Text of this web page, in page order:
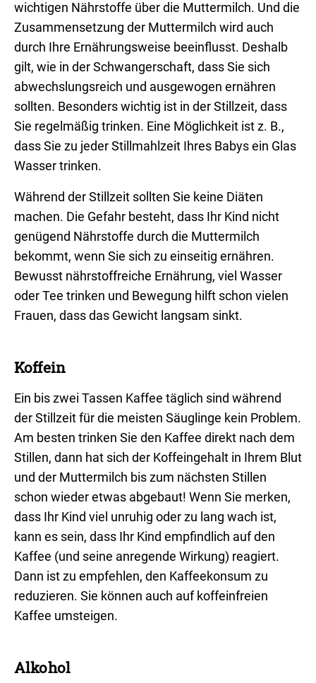
wichtigen Nährstoffe über die Muttermilch. Und die
Zusammensetzung der Muttermilch wird auch
durch Ihre Ernährungsweise beeinflusst. Deshalb
gilt, wie in der Schwangerschaft, dass Sie sich
abwechslungsreich und ausgewogen ernähren
sollten. Besonders wichtig ist in der Stillzeit, dass
Sie regelmäßig trinken. Eine Möglichkeit ist z. B.,
dass Sie zu jeder Stillmahlzeit Ihres Babys ein Glas
Wasser trinken.
Während der Stillzeit sollten Sie keine Diäten
machen. Die Gefahr besteht, dass Ihr Kind nicht
genügend Nährstoffe durch die Muttermilch
bekommt, wenn Sie sich zu einseitig ernähren.
Bewusst nährstoffreiche Ernährung, viel Wasser
oder Tee trinken und Bewegung hilft schon vielen
Frauen, dass das Gewicht langsam sinkt.
Koffein
Ein bis zwei Tassen Kaffee täglich sind während
der Stillzeit für die meisten Säuglinge kein Problem.
Am besten trinken Sie den Kaffee direkt nach dem
Stillen, dann hat sich der Koffeingehalt in Ihrem Blut
und der Muttermilch bis zum nächsten Stillen
schon wieder etwas abgebaut! Wenn Sie merken,
dass Ihr Kind viel unruhig oder zu lang wach ist,
kann es sein, dass Ihr Kind empfindlich auf den
Kaffee (und seine anregende Wirkung) reagiert.
Dann ist zu empfehlen, den Kaffeekonsum zu
reduzieren. Sie können auch auf koffeinfreien
Kaffee umsteigen.
Alkohol​